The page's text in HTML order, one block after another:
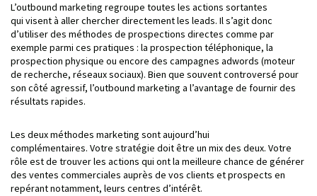
L’outbound marketing regroupe toutes les actions sortantes
qui visent à aller chercher directement les leads. Il s’agit donc
d’utiliser des méthodes de prospections directes comme par
exemple parmi ces pratiques : la prospection téléphonique, la
prospection physique ou encore des campagnes adwords (moteur
de recherche, réseaux sociaux). Bien que souvent controversé pour
son côté agressif, l’outbound marketing a l’avantage de fournir des
résultats rapides.
Les deux méthodes marketing sont aujourd’hui
complémentaires. Votre stratégie doit être un mix des deux. Votre
rôle est de trouver les actions qui ont la meilleure chance de générer
des ventes commerciales auprès de vos clients et prospects en
repérant notamment, leurs centres d’intérêt.